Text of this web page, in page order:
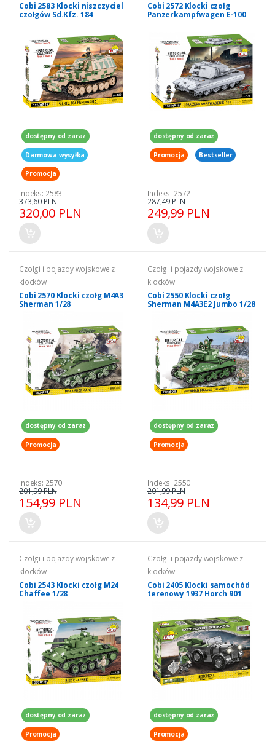
Cobi 2583 Klocki niszczyciel
czołgów Sd.Kfz. 184
dostępny od zaraz
Darmowa wysyłka
Promocja
Indeks: 2583
320,00 PLN
373,60 PLN
Cobi 2572 Klocki czołg
Panzerkampfwagen E-100
dostępny od zaraz
Promocja Bestseller
Indeks: 2572
249,99 PLN
287,49 PLN
Czołgi i pojazdy wojskowe z
klocków
Cobi 2570 Klocki czołg M4A3
Sherman 1/28
dostępny od zaraz
Promocja
Indeks: 2570
154,99 PLN
201,99 PLN
Czołgi i pojazdy wojskowe z
klocków
Cobi 2550 Klocki czołg
Sherman M4A3E2 Jumbo 1/28
dostępny od zaraz
Promocja
Indeks: 2550
134,99 PLN
201,99 PLN
Czołgi i pojazdy wojskowe z
klocków
Cobi 2543 Klocki czołg M24
Chaffee 1/28
dostępny od zaraz
Promocja
Czołgi i pojazdy wojskowe z
klocków
Cobi 2405 Klocki samochód
terenowy 1937 Horch 901
dostępny od zaraz
Promocja